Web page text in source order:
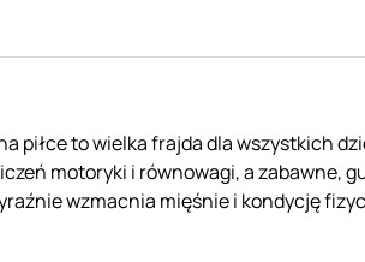
piłce to wielka frajda dla wszystkich
motoryki i równowagi, a zabawne,
wzmacnia mięśnie i kondycję